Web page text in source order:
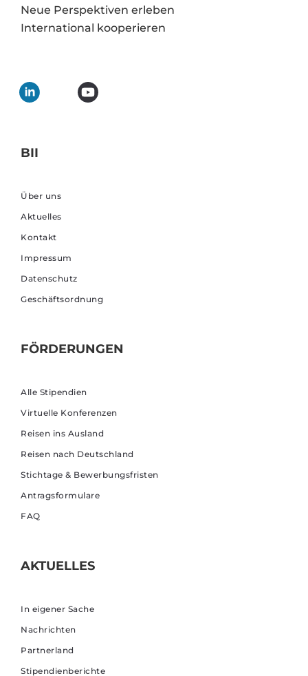
Neue Perspektiven erleben
International kooperieren
BII
Über uns
Aktuelles
Kontakt
Impressum
Datenschutz
Geschäftsordnung
FÖRDERUNGEN
Alle Stipendien
Virtuelle Konferenzen
Reisen ins Ausland
Reisen nach Deutschland
Stichtage & Bewerbungsfristen
Antragsformulare
FAQ
AKTUELLES
In eigener Sache
Nachrichten
Partnerland
Stipendienberichte